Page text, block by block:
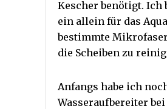
Kescher benötigt. Ich
ein allein für das
bestimmte
die Scheiben zu
Anfangs habe ich
Wasseraufbereiter bei